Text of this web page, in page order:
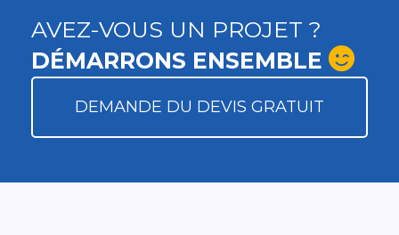
AVEZ-VOUS UN PROJET ?
DÉMARRONS ENSEMBLE
DEMANDE DU DEVIS GRATUIT